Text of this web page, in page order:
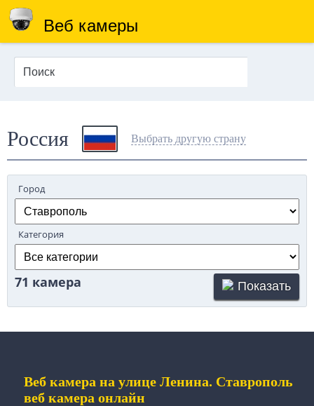
Веб камеры
Россия Выбрать другую страну
Город
Категория
71 камера Показать
Веб камера на улице Ленина. Ставрополь
веб камера онлайн